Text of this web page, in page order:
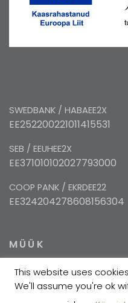
SWEDBANK / HABAEE2X
EE252200221011415531
SEB / EEUHEE2X
EE371010102027793000
COOP PANK / EKRDEE22
EE324204278608156304
MÜÜK
+372 5354 1447
This website uses
We'll assume you're ok